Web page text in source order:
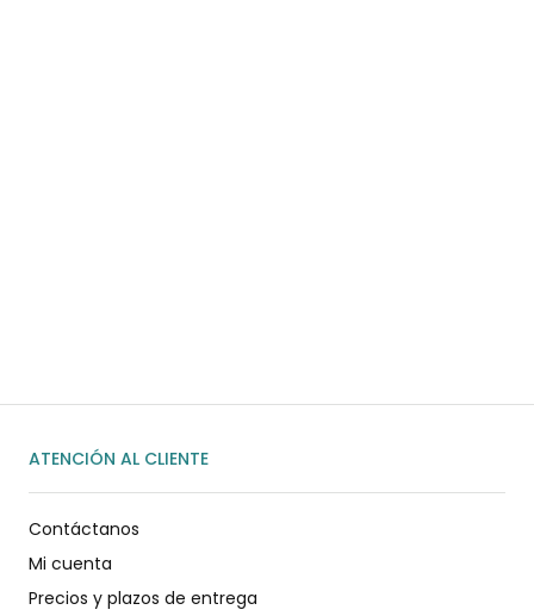
ATENCIÓN AL CLIENTE
Contáctanos
Mi cuenta
Precios y plazos de entrega